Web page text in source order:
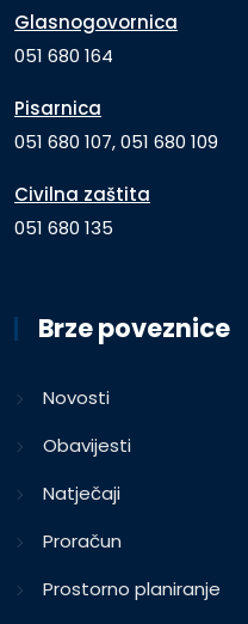
Glasnogovornica
051 680 164
Pisarnica
051 680 107, 051 680 109
Civilna zaštita
051 680 135
Brze poveznice
Novosti
Obavijesti
Natječaji
Proračun
Prostorno planiranje